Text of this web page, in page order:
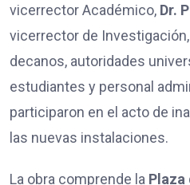
vicerrector Académico, Dr.
vicerrector de Investigación,
decanos, autoridades
estudiantes y personal
participaron en el acto de
las nuevas instalaciones.
La obra comprende la Plaza